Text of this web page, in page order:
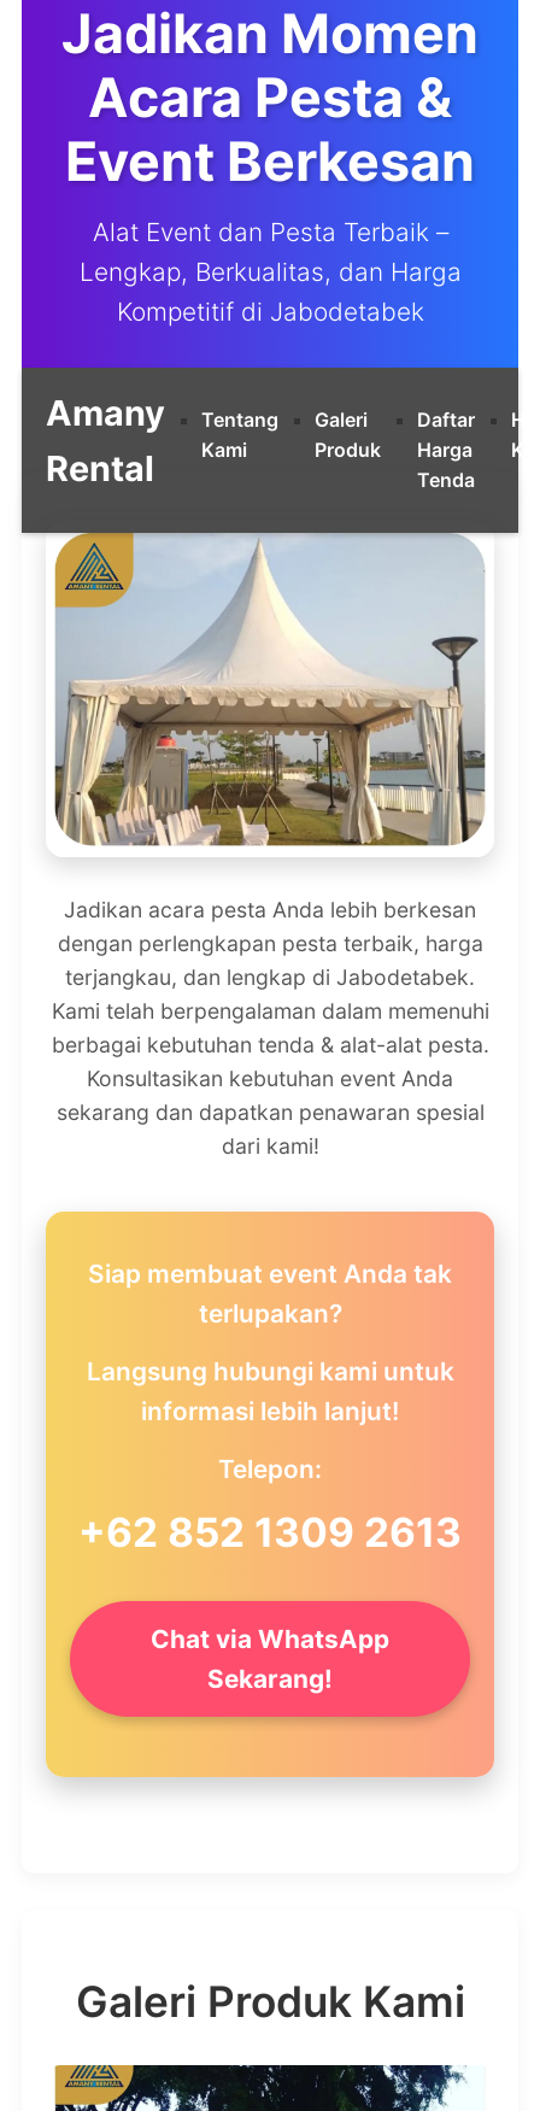
Jadikan Momen
Acara Pesta &
Event Berkesan
Alat Event dan Pesta Terbaik –
Lengkap, Berkualitas, dan Harga
Kompetitif di Jabodetabek
Amany
Rental
Tentang
Kami
Galeri
Produk
Daftar
Harga
Tenda
Jadikan acara pesta Anda lebih berkesan
dengan perlengkapan pesta terbaik, harga
terjangkau, dan lengkap di Jabodetabek.
Kami telah berpengalaman dalam memenuhi
berbagai kebutuhan tenda & alat-alat pesta.
Konsultasikan kebutuhan event Anda
sekarang dan dapatkan penawaran spesial
dari kami!
Siap membuat event Anda tak
terlupakan?
Langsung hubungi kami untuk
informasi lebih lanjut!
Telepon:
+62 852 1309 2613
Chat via WhatsApp
Sekarang!
Galeri Produk Kami